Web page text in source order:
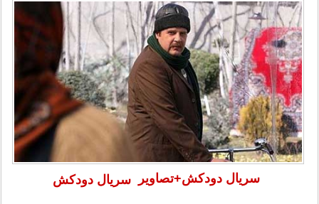
سریال دودکش+تصاویر سریال دودکش